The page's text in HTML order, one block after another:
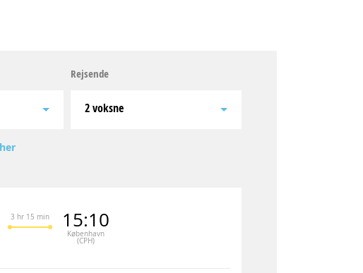
Rejsende
2 voksne
3 hr 15 min 15:10
København
(CPH)